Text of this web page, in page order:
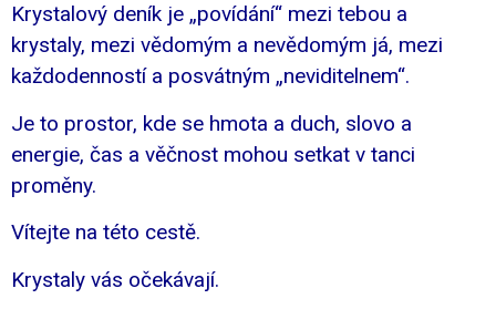
Krystalový deník je „povídání“ mezi tebou a
krystaly, mezi vědomým a nevědomým já, mezi
každodenností a posvátným „neviditelnem“.
Je to prostor, kde se hmota a duch, slovo a
energie, čas a věčnost mohou setkat v tanci
proměny.
Vítejte na této cestě.
Krystaly vás očekávají.